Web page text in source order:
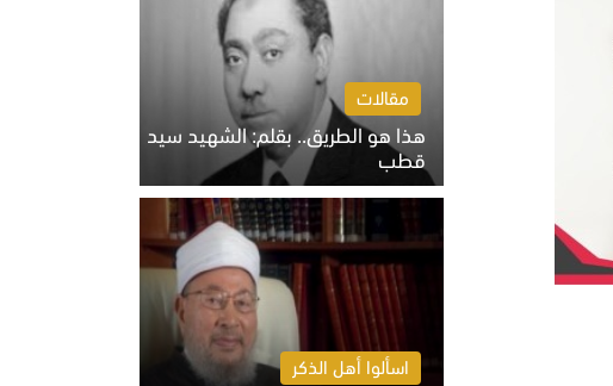
مقالات
هذا هو الطريق.. بقلم: الشهيد سيد
قطب
الخميس 6 أغسطس 2026 10:52 ص
اسألوا أهل الذكر